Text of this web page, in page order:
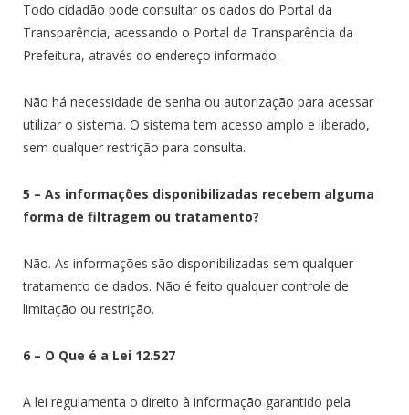
Todo cidadão pode consultar os dados do Portal da
Transparência, acessando o Portal da Transparência da
Prefeitura, através do endereço informado.
Não há necessidade de senha ou autorização para acessar
utilizar o sistema. O sistema tem acesso amplo e liberado,
sem qualquer restrição para consulta.
5 – As informações disponibilizadas recebem alguma
forma de filtragem ou tratamento?
Não. As informações são disponibilizadas sem qualquer
tratamento de dados. Não é feito qualquer controle de
limitação ou restrição.
6 – O Que é a Lei 12.527
A lei regulamenta o direito à informação garantido pela